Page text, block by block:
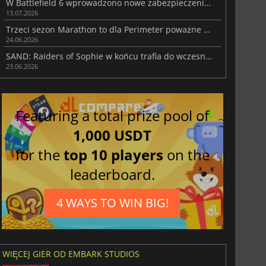
W Battlefield 6 wprowadzono nowe zabezpieczenia by walczyć z oszustami z PC
13.07.2026
Trzeci sezon Marathon to dla Perimeter poważne ulepszenie
24.06.2026
SAND: Raiders of Sophie w końcu trafia do wczesnego dostępu
23.06.2026
Featuring a total prize pool of
1,000 USDT
for thetop 10 players on the
leaderboard.
4 WAYS TO WIN BIG!
WIĘCEJ GIER OD EMBARK STUDIOS